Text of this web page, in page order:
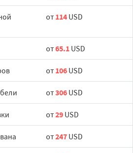
от 114 USD
от65.1 USD
от 106 USD
от306 USD
от29 USD
от247 USD